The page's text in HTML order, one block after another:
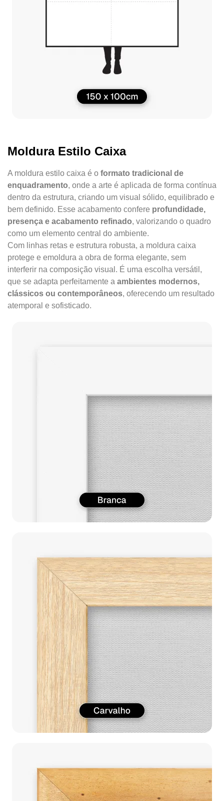
Moldura Estilo Caixa
A moldura estilo caixa é o formato tradicional de
enquadramento, onde a arte é aplicada de forma contínua
dentro da estrutura, criando um visual sólido, equilibrado e
bem definido. Esse acabamento confere profundidade,
presença e acabamento refinado, valorizando o quadro
como um elemento central do ambiente.
Com linhas retas e estrutura robusta, a moldura caixa
protege e emoldura a obra de forma elegante, sem
interferir na composição visual. É uma escolha versátil,
que se adapta perfeitamente a ambientes modernos,
clássicos ou contemporâneos, oferecendo um resultado
atemporal e sofisticado.